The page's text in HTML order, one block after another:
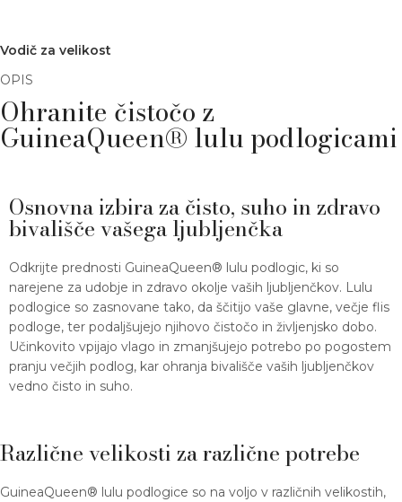
Vodič za velikost
OPIS
Ohranite čistočo z
GuineaQueen® lulu podlogicami
Osnovna izbira za čisto, suho in zdravo
bivališče vašega ljubljenčka
Odkrijte prednosti GuineaQueen® lulu podlogic, ki so
narejene za udobje in zdravo okolje vaših ljubljenčkov. Lulu
podlogice so zasnovane tako, da ščitijo vaše glavne, večje flis
podloge, ter podaljšujejo njihovo čistočo in življenjsko dobo.
Učinkovito vpijajo vlago in zmanjšujejo potrebo po pogostem
pranju večjih podlog, kar ohranja bivališče vaših ljubljenčkov
vedno čisto in suho.
Različne velikosti za različne potrebe
GuineaQueen® lulu podlogice so na voljo v različnih velikostih,